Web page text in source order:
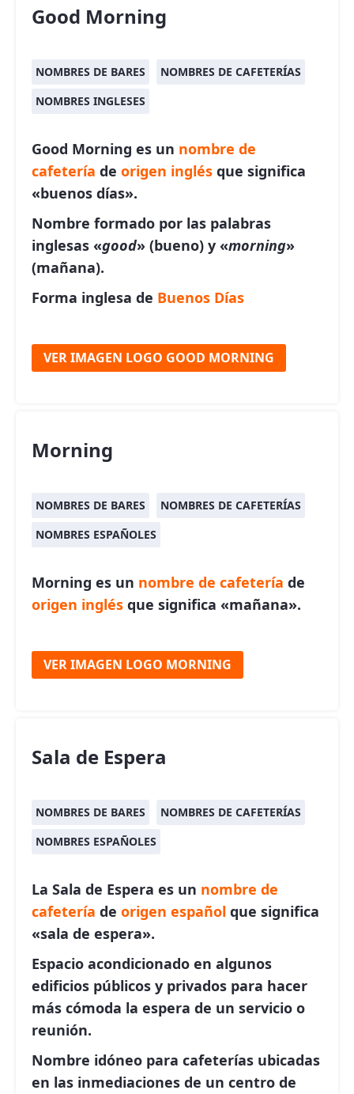
Good Morning
NOMBRES DE BARES
NOMBRES DE CAFETERÍAS
NOMBRES INGLESES
Good Morning es un nombre de
cafetería de origen inglés que significa
«buenos días».
Nombre formado por las palabras
inglesas «good» (bueno) y «morning»
(mañana).
Forma inglesa de Buenos Días
VER IMAGEN LOGO GOOD MORNING
Morning
NOMBRES DE BARES
NOMBRES DE CAFETERÍAS
NOMBRES ESPAÑOLES
Morning es un nombre de cafetería de
origen inglés que significa «mañana».
VER IMAGEN LOGO MORNING
Sala de Espera
NOMBRES DE BARES
NOMBRES DE CAFETERÍAS
NOMBRES ESPAÑOLES
La Sala de Espera es un nombre de
cafetería de origen español que significa
«sala de espera».
Espacio acondicionado en algunos
edificios públicos y privados para hacer
más cómoda la espera de un servicio o
reunión.
Nombre idóneo para cafeterías ubicadas
en las inmediaciones de un centro de